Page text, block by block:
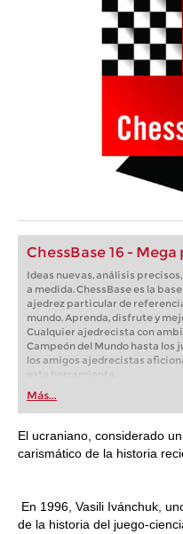
ChessBase 16 -
Ideas nuevas, análisis
a medida. ChessBase es la
ajedrez particular de
mundo. Aprenda, disfrute y
Cualquier ajedrecista con
Campeón del Mundo hasta los
los amigos ajedrecistas
Más...
El ucraniano, considerado
carismático de la historia
En 1996, Vasili Ivánchuk,
de la historia del juego-